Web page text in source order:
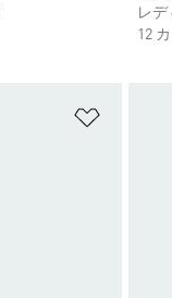
レ
12